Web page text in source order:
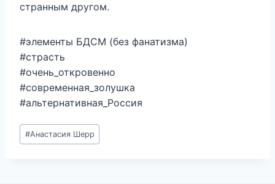
странным другом.
#элементы БДСМ (без фанатизма)
#страсть
#очень_откровенно
#современная_золушка
#альтернативная_Россия
Метки
записи:
#Анастасия Шерр